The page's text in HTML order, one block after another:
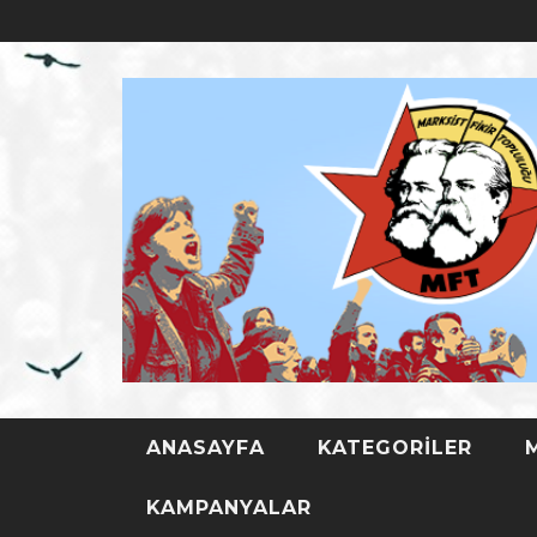
ANASAYFA KATEGORILER
KAMPANYALAR